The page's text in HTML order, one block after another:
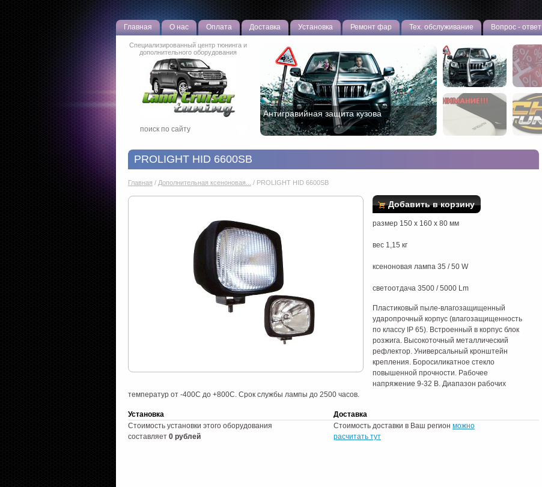
Главная О нас Оплата Доставка Установка Ремонт фар Тех. обслуживание Вопрос - ответ
Специализированный центр тюнинга и
дополнительного оборудования
Антигравийная защита кузова
PROLIGHT HID 6600SB
Главная / Дополнительная ксеноновая... / PROLIGHT HID 6600SB
Добавить в корзину
размер 150 х 160 х 80 мм
вес 1,15 кг
ксеноновая лампа 35 / 50 W
светоотдача 3500 / 5000 Lm
Пластиковый пыле-влагозащищенный
ударопрочный корпус (влагозащищенность
по классу IP 65). Встроенный в корпус блок
розжига. Высокоточный металлический
рефлектор. Универсальный кронштейн
крепления. Боросиликатное стекло
повышенной прочности. Рабочее
напряжение 9-32 В. Диапазон рабочих
температур от -400С до +800С. Срок службы лампы до 2500 часов.
Установка
Доставка
Стоимость установки этого оборудования
составляет 0 рублей
Стоимость доставки в Ваш регион можно
расчитать тут